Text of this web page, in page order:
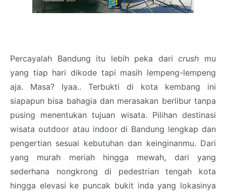
Percayalah Bandung itu lebih peka daricrush mu
yang tiap hari dikode tapi masih lempeng-lempeng
aja. Masa? Iyaa.. Terbukti di kota kembang ini
siapapun bisa bahagia dan merasakan berlibur tanpa
pusing menentukan tujuan wisata. Pilihan destinasi
wisata outdoor atau indoor di Bandung lengkap dan
pengertian sesuai kebutuhan dan keinginanmu. Dari
yang murah meriah hingga mewah, dari yang
sederhana nongkrong di pedestrian tengah kota
hingga elevasi ke puncak bukit inda yang lokasinya